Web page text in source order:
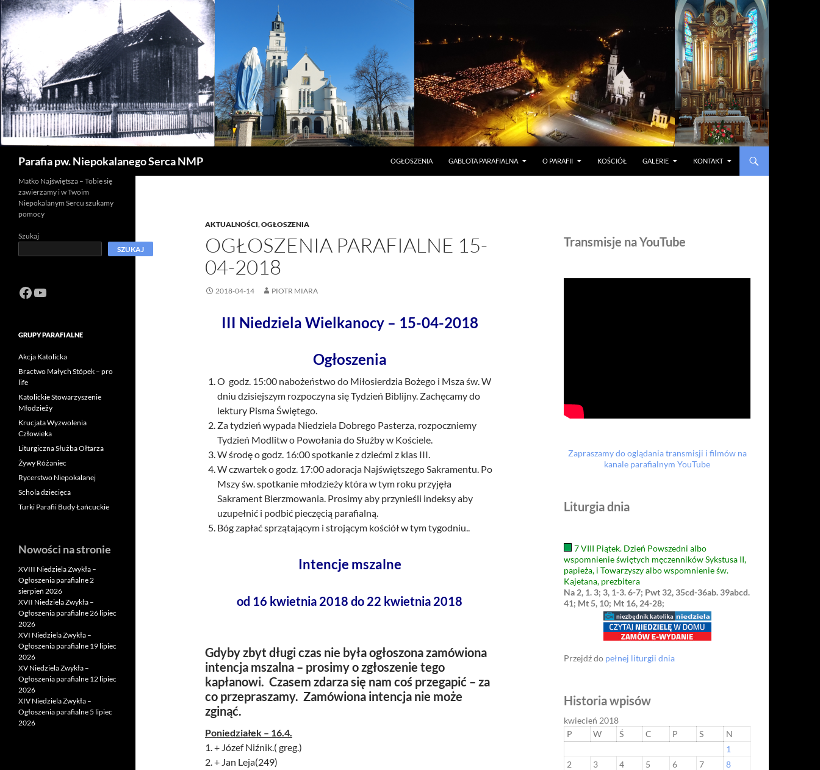
Parafia pw. Niepokalanego Serca NMP
OGŁOSZENIA
GABLOTA PARAFIALNA O PARAFII KOŚCIÓŁ GALERIE KONTAKT
AKTUALNOŚCI,OGŁOSZENIA
OGŁOSZENIA PARAFIALNE 15-
04-2018
2018-04-14 PIOTR MIARA
III Niedziela Wielkanocy – 15-04-2018
Ogłoszenia
O godz. 15:00 nabożeństwo do Miłosierdzia Bożego i Msza św. W
dniu dzisiejszym rozpoczyna się Tydzień Biblijny. Zachęcamy do
lektury Pisma Świętego.
Za tydzień wypada Niedziela Dobrego Pasterza, rozpoczniemy
Tydzień Modlitw o Powołania do Służby w Kościele.
W środę o godz. 16:00 spotkanie z dziećmi z klas III.
W czwartek o godz. 17:00 adoracja Najświętszego Sakramentu. Po
Mszy św. spotkanie młodzieży która w tym roku przyjęła
Sakrament Bierzmowania. Prosimy aby przynieśli indeksy aby
uzupełnić i podbić pieczęcią parafialną.
Bóg zapłać sprzątającym i strojącym kościół w tym tygodniu..
Intencje mszalne
od 16 kwietnia 2018 do 22 kwietnia 2018
Gdyby zbyt długi czas nie była ogłoszona zamówiona
intencja mszalna – prosimy o zgłoszenie tego
kapłanowi. Czasem zdarza się nam coś przegapić – za
co przepraszamy. Zamówiona intencja nie może
zginąć.
Poniedziałek – 16.4.
1. + Józef Niźnik.( greg.)
2. + Jan Leja(249)
Transmisje na YouTube
Zapraszamy do oglądania transmisji i filmów na
kanale parafialnym YouTube
Liturgia dnia
7 VIII Piątek. Dzień Powszedni albo
wspomnienie świętych męczenników Sykstusa II,
papieża, i Towarzyszy albo wspomnienie św.
Kajetana, prezbitera
Na 2, 1. 3; 3, 1-3. 6-7; Pwt 32, 35cd-36ab. 39abcd.
41; Mt 5, 10; Mt 16, 24-28;
Przejdź do pełnej liturgii dnia
Historia wpisów
kwiecień 2018
P
W Ś C P S
N
1
2
3 4 5 6 7
8
Matko Najświętsza – Tobie się
zawierzamy i w Twoim
Niepokalanym Sercu szukamy
pomocy
Szukaj
SZUKAJ
Facebook
https://www.youtube.com/channel/UCeN8ciSo_a79igwmwNXx2qw
GRUPY PARAFIALNE
Akcja Katolicka
Bractwo Małych Stópek – pro
life
Katolickie Stowarzyszenie
Młodzieży
Krucjata Wyzwolenia
Człowieka
Liturgiczna Służba Ołtarza
Żywy Różaniec
Rycerstwo Niepokalanej
Schola dziecięca
Turki Parafii Budy Łańcuckie
Nowości na stronie
XVIII Niedziela Zwykła –
Ogłoszenia parafialne 2
sierpień 2026
XVII Niedziela Zwykła –
Ogłoszenia parafialne 26 lipiec
2026
XVI Niedziela Zwykła –
Ogłoszenia parafialne 19 lipiec
2026
XV Niedziela Zwykła –
Ogłoszenia parafialne 12 lipiec
2026
XIV Niedziela Zwykła –
Ogłoszenia parafialne 5 lipiec
2026